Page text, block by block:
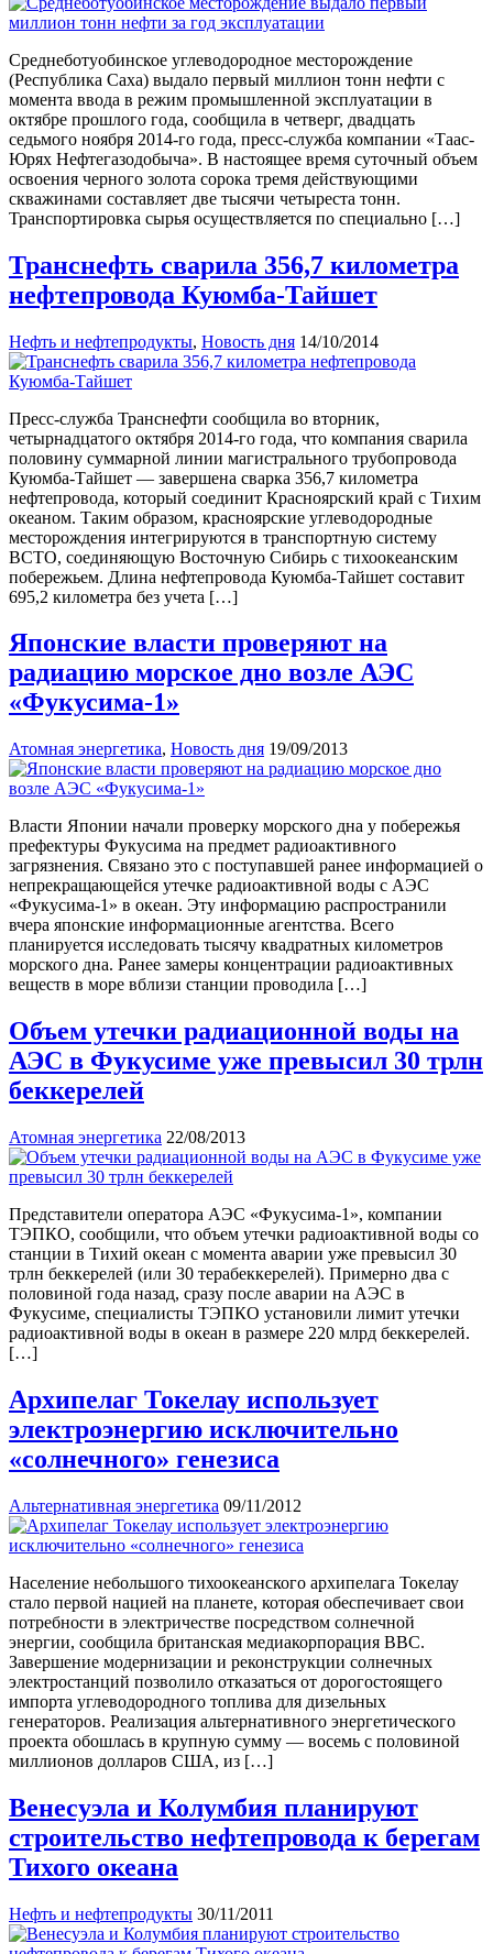
Среднеботуобинское углеводородное месторождение
(Республика Саха) выдало первый миллион тонн нефти с
момента ввода в режим промышленной эксплуатации в
октябре прошлого года, сообщила в четверг, двадцать
седьмого ноября 2014-го года, пресс-служба компании «Таас-
Юрях Нефтегазодобыча». В настоящее время суточный объем
освоения черного золота сорока тремя действующими
скважинами составляет две тысячи четыреста тонн.
Транспортировка сырья осуществляется по специально […]
Транснефть сварила 356,7 километра
нефтепровода Куюмба-Тайшет
Нефть и нефтепродукты, Новость дня 14/10/2014
Пресс-служба Транснефти сообщила во вторник,
четырнадцатого октября 2014-го года, что компания сварила
половину суммарной линии магистрального трубопровода
Куюмба-Тайшет — завершена сварка 356,7 километра
нефтепровода, который соединит Красноярский край с Тихим
океаном. Таким образом, красноярские углеводородные
месторождения интегрируются в транспортную систему
ВСТО, соединяющую Восточную Сибирь с тихоокеанским
побережьем. Длина нефтепровода Куюмба-Тайшет составит
695,2 километра без учета […]
Японские власти проверяют на
радиацию морское дно возле АЭС
«Фукусима-1»
Атомная энергетика, Новость дня 19/09/2013
Власти Японии начали проверку морского дна у побережья
префектуры Фукусима на предмет радиоактивного
загрязнения. Связано это с поступавшей ранее информацией о
непрекращающейся утечке радиоактивной воды с АЭС
«Фукусима-1» в океан. Эту информацию распространили
вчера японские информационные агентства. Всего
планируется исследовать тысячу квадратных километров
морского дна. Ранее замеры концентрации радиоактивных
веществ в море вблизи станции проводила […]
Объем утечки радиационной воды на
АЭС в Фукусиме уже превысил 30 трлн
беккерелей
Атомная энергетика 22/08/2013
Представители оператора АЭС «Фукусима-1», компании
ТЭПКО, сообщили, что объем утечки радиоактивной воды со
станции в Тихий океан с момента аварии уже превысил 30
трлн беккерелей (или 30 терабеккерелей). Примерно два с
половиной года назад, сразу после аварии на АЭС в
Фукусиме, специалисты ТЭПКО установили лимит утечки
радиоактивной воды в океан в размере 220 млрд беккерелей.
[…]
Архипелаг Токелау использует
электроэнергию исключительно
«солнечного» генезиса
Альтернативная энергетика 09/11/2012
Население небольшого тихоокеанского архипелага Токелау
стало первой нацией на планете, которая обеспечивает свои
потребности в электричестве посредством солнечной
энергии, сообщила британская медиакорпорация ВВС.
Завершение модернизации и реконструкции солнечных
электростанций позволило отказаться от дорогостоящего
импорта углеводородного топлива для дизельных
генераторов. Реализация альтернативного энергетического
проекта обошлась в крупную сумму — восемь с половиной
миллионов долларов США, из […]
Венесуэла и Колумбия планируют
строительство нефтепровода к берегам
Тихого океана
Нефть и нефтепродукты 30/11/2011